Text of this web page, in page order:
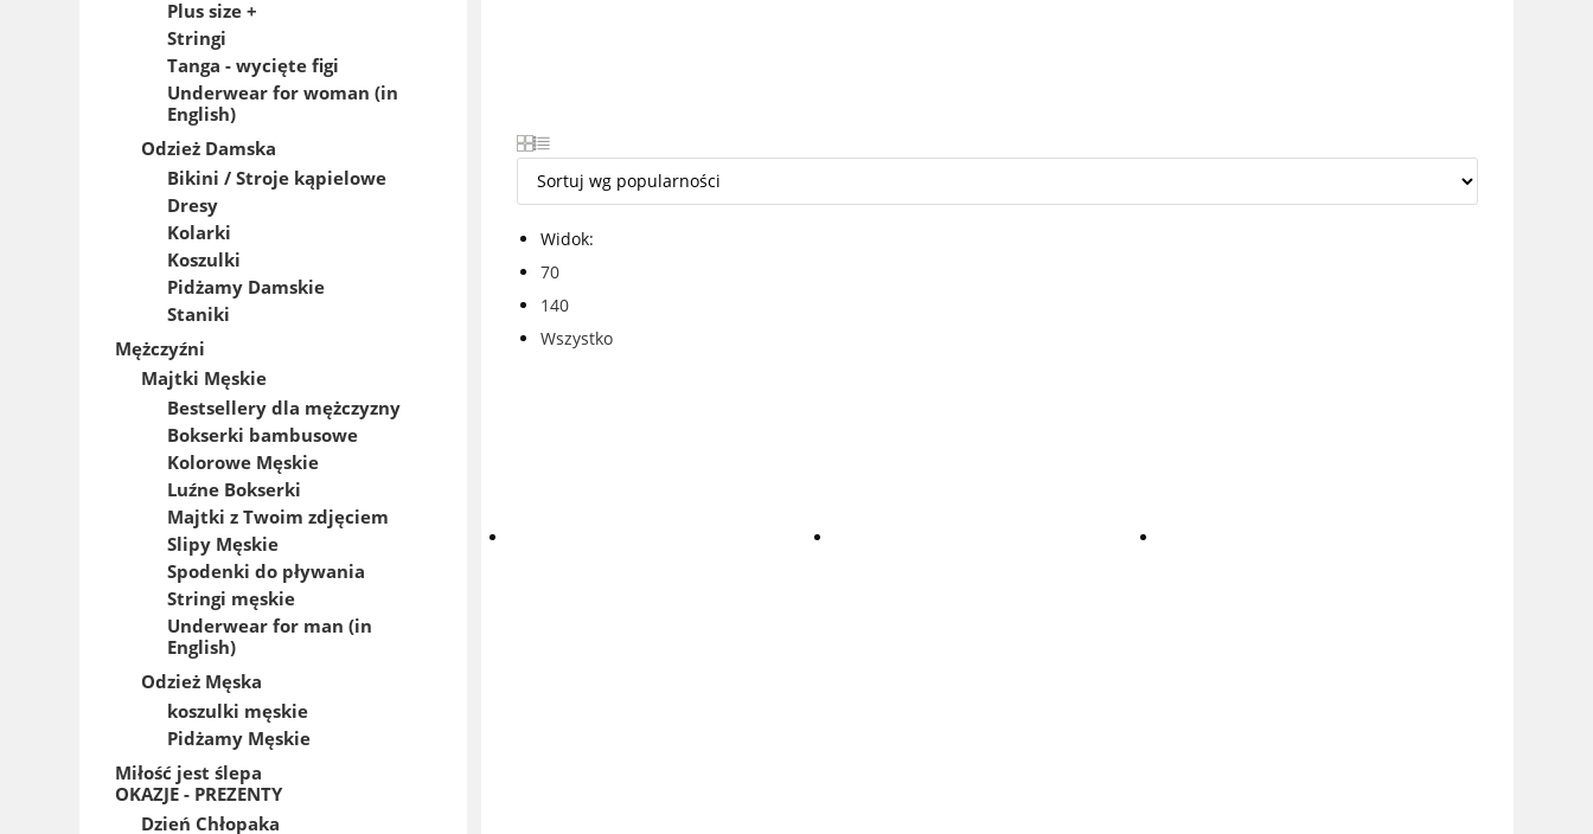
Widok:
70
140
Wszystko
Plus size +
Stringi
Tanga - wycięte figi
Underwear for woman (in
English)
Odzież Damska
Bikini / Stroje kąpielowe
Dresy
Kolarki
Koszulki
Pidżamy Damskie
Staniki
Mężczyźni
Majtki Męskie
Bestsellery dla mężczyzny
Bokserki bambusowe
Kolorowe Męskie
Luźne Bokserki
Majtki z Twoim zdjęciem
Slipy Męskie
Spodenki do pływania
Stringi męskie
Underwear for man (in
English)
Odzież Męska
koszulki męskie
Pidżamy Męskie
Miłość jest ślepa
OKAZJE - PREZENTY
Dzień Chłopaka